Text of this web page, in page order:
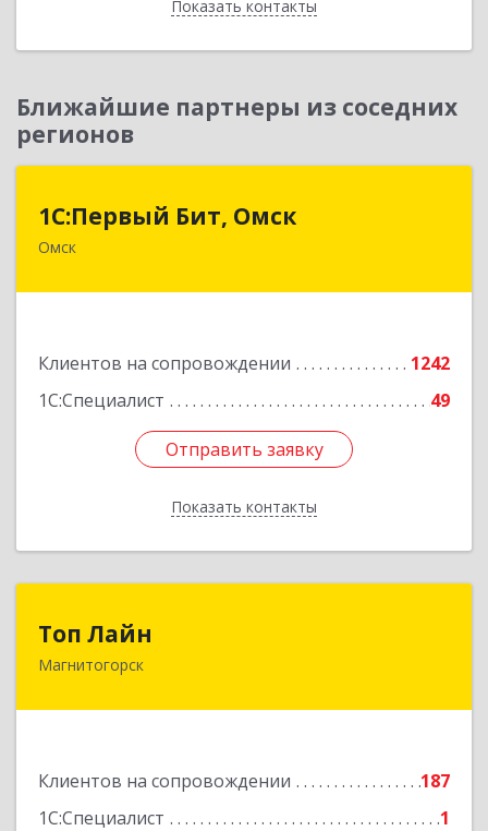
Показать контакты
Назад
Ближайшие партнеры из соседних
регионов
1С:Первый Бит, Омск
Омск
Клиентов на сопровождении
1242
1С:Специалист
49
Отправить заявку
Показать контакты
644099, Омская обл, Омск г, Гагарина ул, дом №
Отправить заявку
Назад
Топ Лайн
Магнитогорск
Клиентов на сопровождении
187
1С:Специалист
1
454000, Челябинская обл, Магнитогорск г,